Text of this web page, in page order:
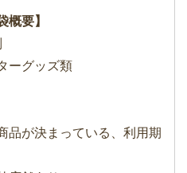
概要】
ーグッズ類
品が決まっている、利用期